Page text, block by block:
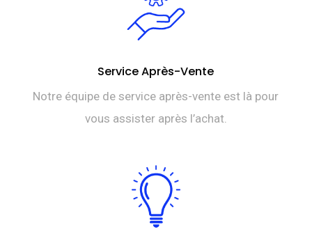
Service Après-Vente
Notre équipe de service après-vente est là pour
vous assister après l’achat.